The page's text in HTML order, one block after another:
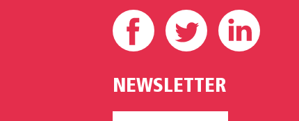
Facebook Twitter
NEWSLETTER